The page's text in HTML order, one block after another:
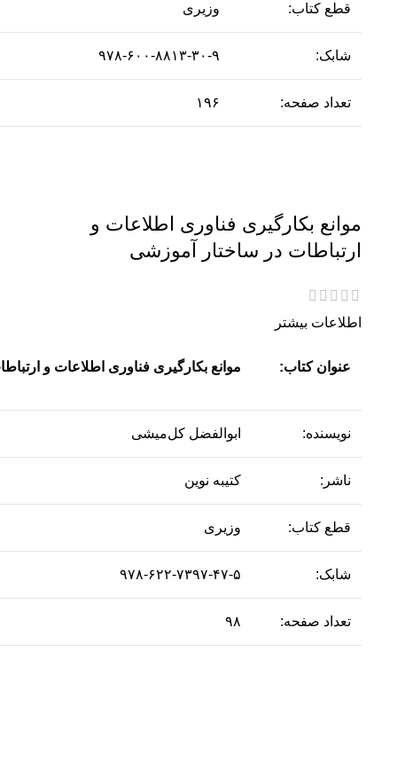
قطع کتاب: وزیری
شابک: ۹۷۸-۶۰۰-۸۸۱۳-۳۰-۹
تعداد صفحه: ۱۹۶
موانع بکارگیری فناوری اطلاعات و
ارتباطات در ساختار آموزشی
اطلاعات بیشتر
عنوان کتاب: موانع بکارگیری فناوری اطلاعات و
نویسنده: ابوالفضل کل‌میشی
ناشر: کتیبه نوین
قطع کتاب: وزیری
شابک: ۹۷۸-۶۲۲-۷۳۹۷-۴۷-۵
تعداد صفحه: ۹۸